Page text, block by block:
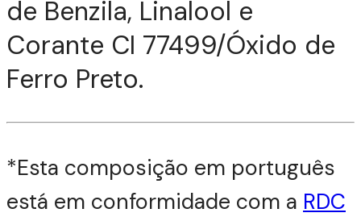
de Benzila, Linalool e
Corante CI 77499/Óxido de
Ferro Preto.
*Esta composição em português
está em conformidade com a RDC